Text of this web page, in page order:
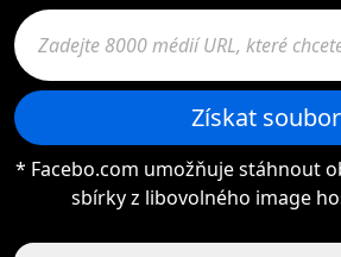
Získat soubor
* Facebo.com umožňuje stáhnout
sbírky z libovolného image